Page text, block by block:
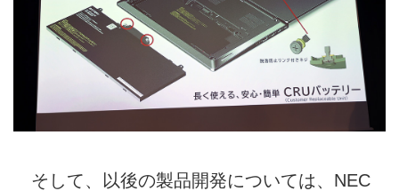
そして、以後の製品開発については、NEC